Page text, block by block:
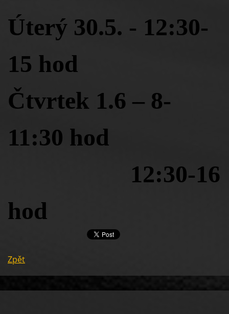
Úterý 30.5. - 12:30-
15 hod
Čtvrtek 1.6 – 8-
11:30 hod
12:30-16
hod
Zpět